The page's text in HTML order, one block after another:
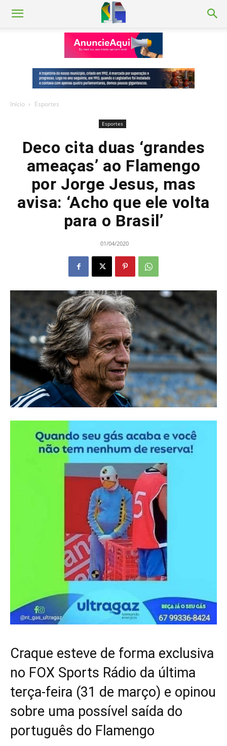
Início Esportes
Esportes
Deco cita duas ‘grandes
ameaças’ ao Flamengo
por Jorge Jesus, mas
avisa: ‘Acho que ele volta
para o Brasil’
01/04/2020
Craque esteve de forma exclusiva
no FOX Sports Rádio da última
terça-feira (31 de março) e opinou
sobre uma possível saída do
português do Flamengo